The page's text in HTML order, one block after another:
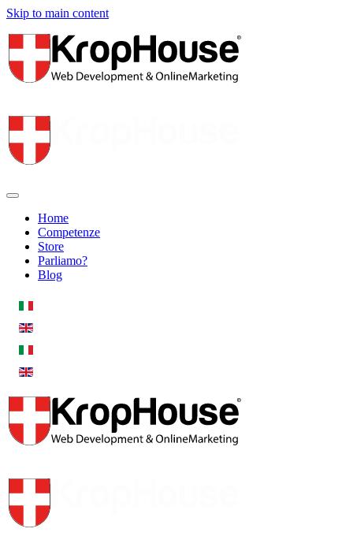
Skip to main content
Home
Competenze
Store
Parliamo?
Blog